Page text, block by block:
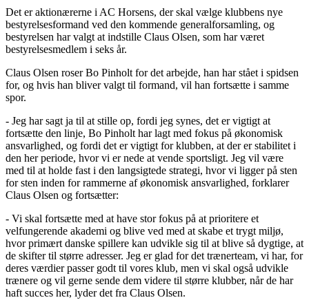
Det er aktionærerne i AC Horsens, der skal vælge klubbens nye
bestyrelsesformand ved den kommende generalforsamling, og
bestyrelsen har valgt at indstille Claus Olsen, som har været
bestyrelsesmedlem i seks år.
Claus Olsen roser Bo Pinholt for det arbejde, han har stået i spidsen
for, og hvis han bliver valgt til formand, vil han fortsætte i samme
spor.
- Jeg har sagt ja til at stille op, fordi jeg synes, det er vigtigt at
fortsætte den linje, Bo Pinholt har lagt med fokus på økonomisk
ansvarlighed, og fordi det er vigtigt for klubben, at der er stabilitet i
den her periode, hvor vi er nede at vende sportsligt. Jeg vil være
med til at holde fast i den langsigtede strategi, hvor vi ligger på sten
for sten inden for rammerne af økonomisk ansvarlighed, forklarer
Claus Olsen og fortsætter:
- Vi skal fortsætte med at have stor fokus på at prioritere et
velfungerende akademi og blive ved med at skabe et trygt miljø,
hvor primært danske spillere kan udvikle sig til at blive så dygtige, at
de skifter til større adresser. Jeg er glad for det trænerteam, vi har, for
deres værdier passer godt til vores klub, men vi skal også udvikle
trænere og vil gerne sende dem videre til større klubber, når de har
haft succes her, lyder det fra Claus Olsen.